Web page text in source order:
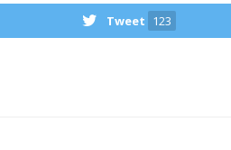
Tweet 123